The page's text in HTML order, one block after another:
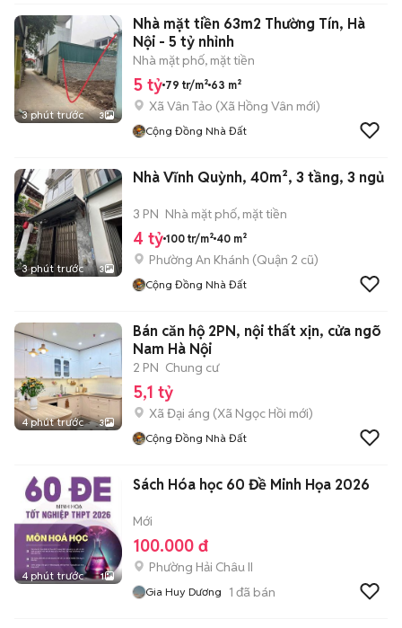
3 phút trước 3
Nhà mặt tiền 63m2 Thường Tín, Hà
Nội - 5 tỷ nhỉnh
Nhà mặt phố, mặt tiền
5 tỷ 79 tr/m² 63 m²
Xã Vân Tảo (Xã Hồng Vân mới)
Cộng Đồng Nhà Đất
3 phút trước 3
Nhà Vĩnh Quỳnh, 40m², 3 tầng, 3 ngủ
3 PN Nhà mặt phố, mặt tiền
4 tỷ 100 tr/m² 40 m²
Phường An Khánh (Quận 2 cũ)
Cộng Đồng Nhà Đất
4 phút trước 3
Bán căn hộ 2PN, nội thất xịn, cửa ngõ
Nam Hà Nội
2 PN Chung cư
5,1 tỷ
Xã Đại áng (Xã Ngọc Hồi mới)
Cộng Đồng Nhà Đất
4 phút trước 1
Sách Hóa học 60 Đề Minh Họa 2026
Mới
100.000 đ
Phường Hải Châu II
Gia Huy Dương 1 đã bán